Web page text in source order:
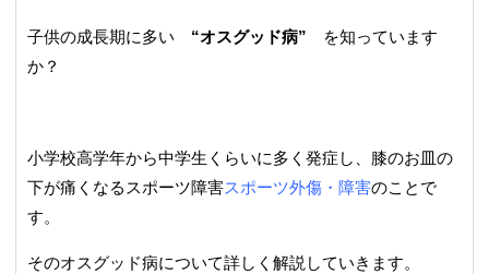
子供の成長期に多い “オスグッド病” を知っています
か？
小学校高学年から中学生くらいに多く発症し、膝のお皿の
下が痛くなるスポーツ障害スポーツ外傷・障害のことで
す。
そのオスグッド病について詳しく解説していきます。